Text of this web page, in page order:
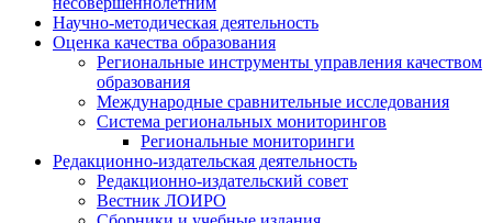
Научно-методическая деятельность
Оценка качества образования
Региональные инструменты управления качеством
образования
Международные сравнительные исследования
Система региональных мониторингов
Региональные мониторинги
Редакционно-издательская деятельность
Редакционно-издательский совет
Вестник ЛОИРО